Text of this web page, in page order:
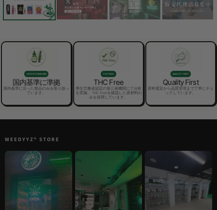
JAPAN STANDARD
国内基準に準拠
国内基準に沿った製品のみを取り扱っ
ています。
THC FREE
THC Free
厚生労働省認定の第三者機関にて分析
を実施。 THC Freeを確認した原材料の
みを採用しています。
QUALITY FIRST
Quality First
原料選定から品質管理まで丁寧にチェ
ックしています。
WEEDYYZ®︎ STORE